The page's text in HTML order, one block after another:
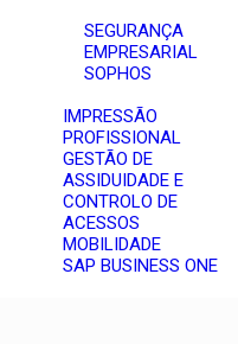
SEGURANÇA
EMPRESARIAL
SOPHOS
IMPRESSÃO
PROFISSIONAL
GESTÃO DE
ASSIDUIDADE E
CONTROLO DE
ACESSOS
MOBILIDADE
SAP BUSINESS ONE